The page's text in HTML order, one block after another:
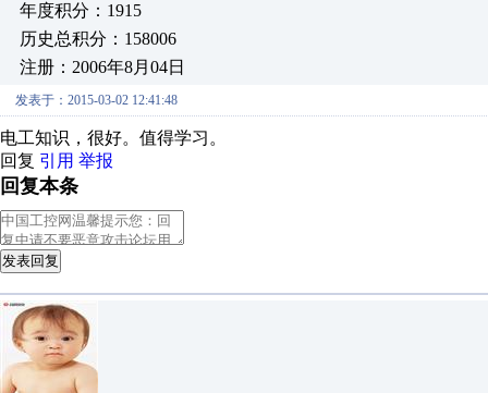
年度积分：1915
历史总积分：158006
注册：2006年8月04日
发表于：2015-03-02 12:41:48
电工知识，很好。值得学习。
回复 引用 举报
回复本条
发表回复